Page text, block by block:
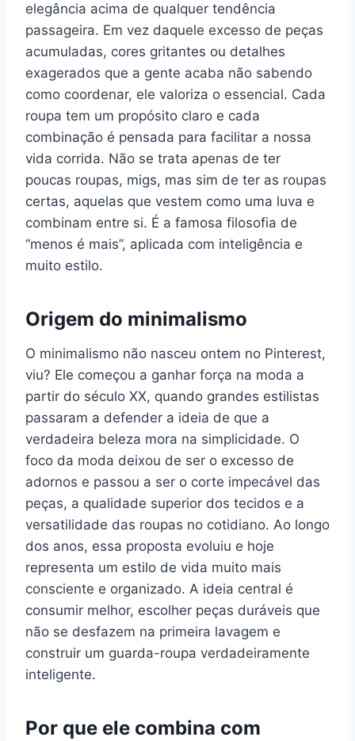
elegância acima de qualquer tendência
passageira. Em vez daquele excesso de peças
acumuladas, cores gritantes ou detalhes
exagerados que a gente acaba não sabendo
como coordenar, ele valoriza o essencial. Cada
roupa tem um propósito claro e cada
combinação é pensada para facilitar a nossa
vida corrida. Não se trata apenas de ter
poucas roupas, migs, mas sim de ter as roupas
certas, aquelas que vestem como uma luva e
combinam entre si. É a famosa filosofia de
“menos é mais”, aplicada com inteligência e
muito estilo.
Origem do minimalismo
O minimalismo não nasceu ontem no Pinterest,
viu? Ele começou a ganhar força na moda a
partir do século XX, quando grandes estilistas
passaram a defender a ideia de que a
verdadeira beleza mora na simplicidade. O
foco da moda deixou de ser o excesso de
adornos e passou a ser o corte impecável das
peças, a qualidade superior dos tecidos e a
versatilidade das roupas no cotidiano. Ao longo
dos anos, essa proposta evoluiu e hoje
representa um estilo de vida muito mais
consciente e organizado. A ideia central é
consumir melhor, escolher peças duráveis que
não se desfazem na primeira lavagem e
construir um guarda-roupa verdadeiramente
inteligente.
Por que ele combina com